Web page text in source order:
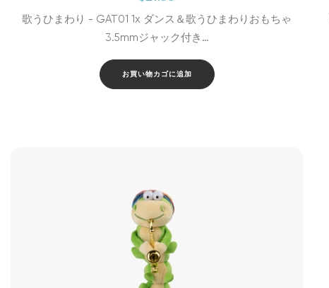
歌うひまわり - GAT01 1x ダンス＆歌うひまわりおもちゃ
3.5mmジャック付き…
お買い物カゴに追加